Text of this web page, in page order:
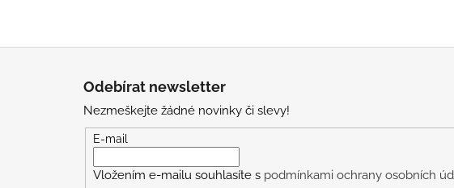
Odebírat newsletter
Nezmeškejte žádné novinky či slevy!
E-mail
Vložením e-mailu souhlasíte s podmínkami ochrany osobních